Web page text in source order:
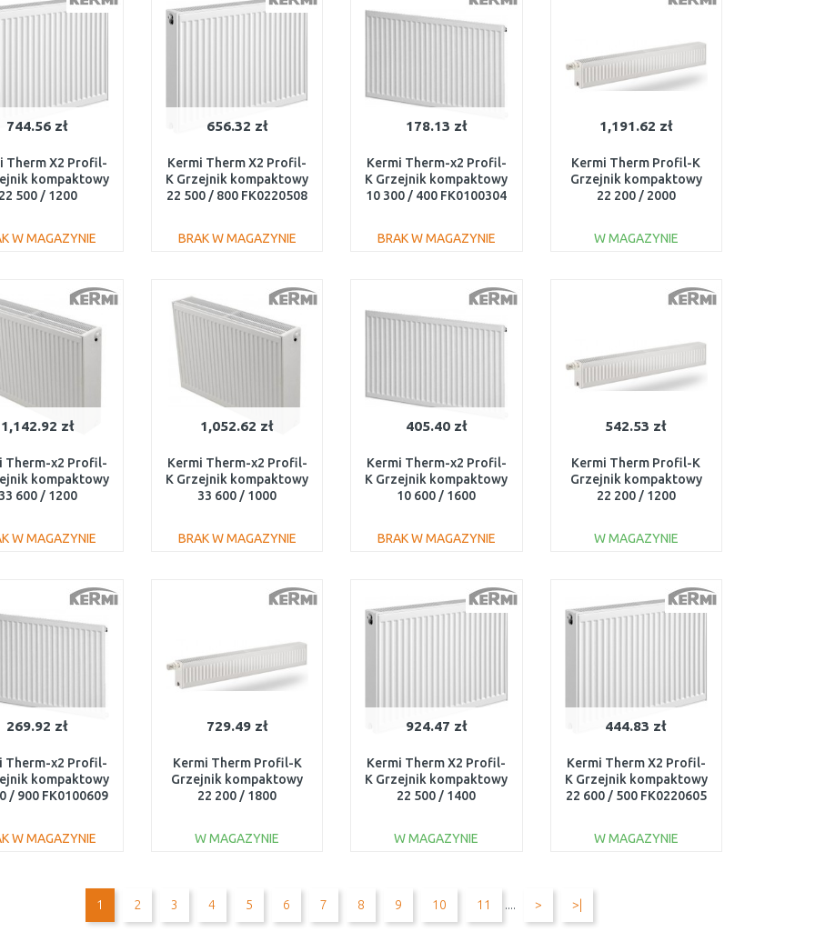
744.56 zł
Therm X2 Profil-
kompaktowy
22 500 / 1200
W MAGAZYNIE
Do porównania
656.32 zł
Kermi Therm X2 Profil-
K Grzejnik kompaktowy
22 500 / 800 FK0220508
BRAK W MAGAZYNIE
Do porównania
178.13 zł
Kermi Therm-x2 Profil-
K Grzejnik kompaktowy
10 300 / 400 FK0100304
BRAK W MAGAZYNIE
Do porównania
1,191.62 zł
Kermi Therm Profil-K
Grzejnik kompaktowy
22 200 / 2000
W MAGAZYNIE
Do porównania
1,142.92 zł
Therm-x2 Profil-
kompaktowy
33 600 / 1200
W MAGAZYNIE
Do porównania
1,052.62 zł
Kermi Therm-x2 Profil-
K Grzejnik kompaktowy
33 600 / 1000
BRAK W MAGAZYNIE
Do porównania
405.40 zł
Kermi Therm-x2 Profil-
K Grzejnik kompaktowy
10 600 / 1600
BRAK W MAGAZYNIE
Do porównania
542.53 zł
Kermi Therm Profil-K
Grzejnik kompaktowy
22 200 / 1200
W MAGAZYNIE
Do porównania
269.92 zł
Therm-x2 Profil-
kompaktowy
/ 900 FK0100609
W MAGAZYNIE
729.49 zł
Kermi Therm Profil-K
Grzejnik kompaktowy
22 200 / 1800
W MAGAZYNIE
Do porównania
924.47 zł
Kermi Therm X2 Profil-
K Grzejnik kompaktowy
22 500 / 1400
W MAGAZYNIE
Do porównania
444.83 zł
Kermi Therm X2 Profil-
K Grzejnik kompaktowy
22 600 / 500 FK0220605
W MAGAZYNIE
1 2 3 4 5 6 7 8 9 10 11 .... > >|